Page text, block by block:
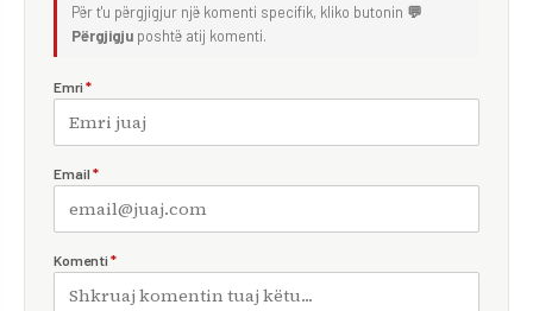
Për t'u përgjigjur një komenti specifik, kliko butonin 💬
Përgjigju poshtë atij komenti.
Emri *
Email *
Komenti *